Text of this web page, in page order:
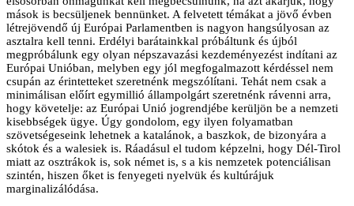
mások is becsüljenek bennünket. A felvetett témákat a jövő évben
létrejövendő új Európai Parlamentben is nagyon hangsúlyosan az
asztalra kell tenni. Erdélyi barátainkkal próbáltunk és újból
megpróbálunk egy olyan népszavazási kezdeményezést indítani az
Európai Unióban, melyben egy jól megfogalmazott kérdéssel nem
csupán az érintetteket szeretnénk megszólítani. Tehát nem csak a
minimálisan előírt egymillió állampolgárt szeretnénk rávenni arra,
hogy követelje: az Európai Unió jogrendjébe kerüljön be a nemzeti
kisebbségek ügye. Úgy gondolom, egy ilyen folyamatban
szövetségeseink lehetnek a katalánok, a baszkok, de bizonyára a
skótok és a walesiek is. Ráadásul el tudom képzelni, hogy Dél-Tirol
miatt az osztrákok is, sok német is, s a kis nemzetek potenciálisan
szintén, hiszen őket is fenyegeti nyelvük és kultúrájuk
marginalizálódása.